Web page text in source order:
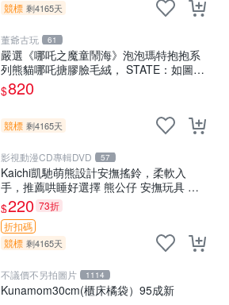
競標 剩4165天
董爺古玩 61
嚴選《哪吒之魔童鬧海》泡泡瑪特抱抱系
列熊貓哪吒搪膠臉毛絨， STATE：如圖顯
示 哪吒 毛絨公仔 泡泡瑪特
$820
競標 剩4165天
影視動漫CD專輯DVD 57
Kaichi凱馳萌熊設計安撫搖鈴，柔軟入
手，推薦哄睡好選擇 熊公仔 安撫玩具 喂
食環
$220 73折
折扣碼
競標 剩4165天
不議價不另拍圖片 1114
Kunamom30cm(櫃床橘袋）95成新